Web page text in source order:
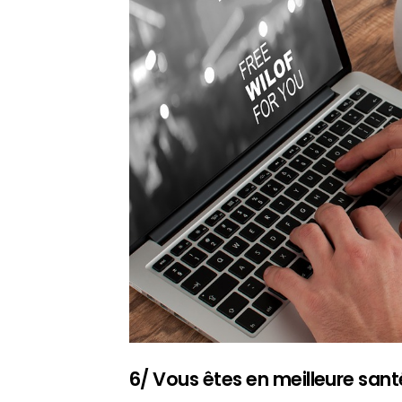
6/ Vous êtes en meilleure